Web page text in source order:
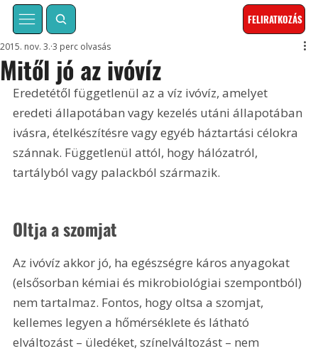
FELIRATKOZÁS
Mitől jó az ivóvíz
2015. nov. 3. 3 perc olvasás
Eredetétől függetlenül az a víz ivóvíz, amelyet
eredeti állapotában vagy kezelés utáni állapotában
ivásra, ételkészítésre vagy egyéb háztartási célokra
szánnak. Függetlenül attól, hogy hálózatról,
tartályból vagy palackból származik.
Oltja a szomjat
Az ivóvíz akkor jó, ha egészségre káros anyagokat
(elsősorban kémiai és mikrobiológiai szempontból)
nem tartalmaz. Fontos, hogy oltsa a szomjat,
kellemes legyen a hőmérséklete és látható
elváltozást – üledéket, színelváltozást – nem